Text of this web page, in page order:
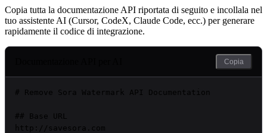
Copia tutta la documentazione API riportata di seguito e incollala nel
tuo assistente AI (Cursor, CodeX, Claude Code, ecc.) per generare
rapidamente il codice di integrazione.
Copia
# Remove Sora Watermark API Documentation
## Base URL
http://savesora.com